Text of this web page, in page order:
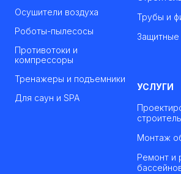
Осушители воздуха
Роботы-пылесосы
Противотоки и
компрессоры
Тренажеры и подъемники
Для саун и SPA
Трубы и
Защитные
УСЛУГИ
Монтаж
Ремонт и